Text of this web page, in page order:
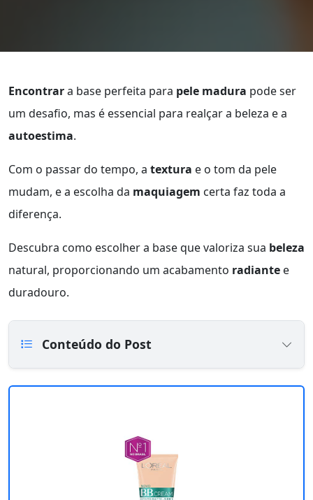
Encontrara base perfeita para pele madura pode ser
um desafio, mas é essencial para realçar a beleza e a
autoestima.
Com o passar do tempo, a textura e o tom da pele
mudam, e a escolha da maquiagem certa faz toda a
diferença.
Descubra como escolher a base que valoriza sua beleza
natural, proporcionando um acabamento radiante e
duradouro.
Conteúdo do Post